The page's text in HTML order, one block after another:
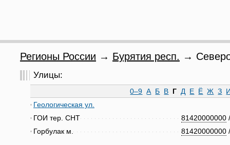
Регионы России → Бурятия респ. →
Улицы:
0–9 А Б В Г Д Е Ё Ж З
Геологическая ул.
81420000000
ГОИ тер. СНТ
81420000000
Горбулак м.